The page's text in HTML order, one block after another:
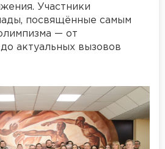
Участники
посвящённые самым
— от
актуальных вызовов